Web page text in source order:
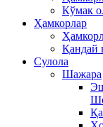
Кўмак
Ҳамкорлар
Қандай
Сулола
Шажара